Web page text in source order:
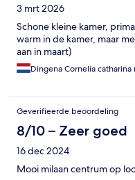
3 mrt 2026
Schone kleine kamer,
warm in de kamer, maar
aan in maart)
Dingena Cornelia catharina
Geverifieerde beoordeling
8/10 – Zeer goed
16 dec 2024
Mooi milaan centrum op